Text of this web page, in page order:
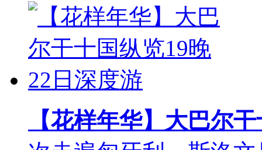
【花样年华】大巴尔